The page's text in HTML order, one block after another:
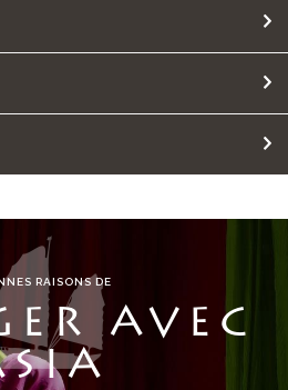
RAISONS DE
AVEC